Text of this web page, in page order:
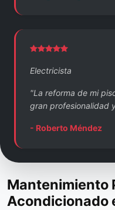
Electricista
"La reforma de mi
gran profesionalidad
- Roberto Méndez
Mantenimiento
Acondicionado